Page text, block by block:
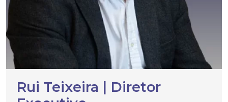
Rui Teixeira | Diretor